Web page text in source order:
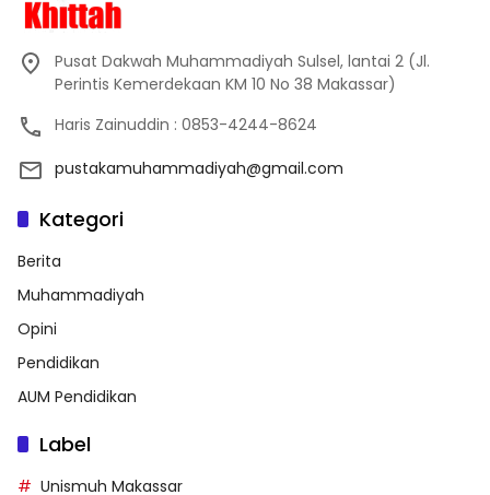
Pusat Dakwah Muhammadiyah Sulsel, lantai 2 (Jl.
Perintis Kemerdekaan KM 10 No 38 Makassar)
Haris Zainuddin : 0853-4244-8624
pustakamuhammadiyah@gmail.com
Kategori
Berita
Muhammadiyah
Opini
Pendidikan
AUM Pendidikan
Label
Unismuh Makassar